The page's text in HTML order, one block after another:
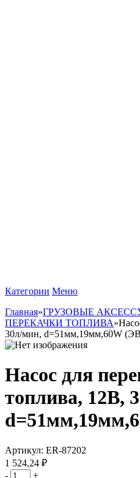
Категории Меню
Главная»ГРУЗОВЫЕ
ПЕРЕКАЧКИ ТОПЛИВА»
30л/мин, d=51мм,19мм,60W
Насос для
топлива, 12В,
Артикул: ER-87202
1 524,24 ₽
-
+